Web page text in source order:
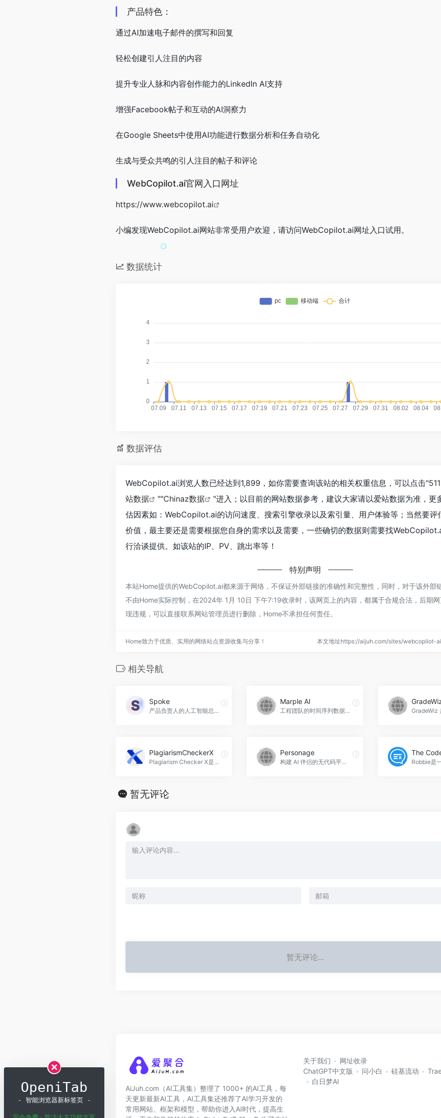
产品特色：
通过AI加速电子邮件的撰写和回复
轻松创建引人注目的内容
提升专业人脉和内容创作能力的LinkedIn AI支持
增强Facebook帖子和互动的AI洞察力
在Google Sheets中使用AI功能进行数据分析和任务自动化
生成与受众共鸣的引人注目的帖子和评论
WebCopilot.ai官网入口网址
https://www.webcopilot.ai
小编发现WebCopilot.ai网站非常受用户欢迎，请访问WebCopilot.ai网址入口试用。
数据统计
数据评估
WebCopilot.ai浏览人数已经达到1,899，如你需要查询该站的相关权重信息，可以点击"
站数据
""Chinaz数据
"进入；以目前的网站数据参考，建议大家请以爱站数据为准，更
估因素如：WebCopilot.ai的访问速度、搜索引擎收录以及索引量、用户体验等；当然要评
价值，最主要还是需要根据您自身的需求以及需要，一些确切的数据则需要找
行洽谈提供。如该站的IP、PV、跳出率等！
特别声明
本站Home提供的WebCopilot.ai都来源于网络，不保证外部链接的准确性和完整性，同时，对于该外部
不由Home实际控制，在2024年 1月 10日 下午7:19收录时，该网页上的内容，都属于合规合法，后期
现违规，可以直接联系网站管理员进行删除，Home不承担任何责任。
Home致力于优质、实用的网络站点资源收集与分享！ 本文地址https://aijuh.com/sites/webcopilot-
相关导航
Spoke
产品负责人的人工智能总结，Spoke官网入口网址
Marple AI
工程团队的时间序列数据分析平台，Marple AI官网入口网址
PlagiarismCheckerX
Plagiarism Checker X是一款功能强大的文本相似度检测工具，适用于学生、教师、作家和数字营销人员等多个应用场景。它支持多种文件格式和250多种语言，可以帮助用户检测重复内容并提高原创性，PlagiarismCheckerX官网入口网址
Personage
构建 AI 伴侣的无代码平台，Personage官网入口网址
The
暂无评论
暂无评论...
AiJuh.com（AI工具集）整理了 1000+ 的AI工具，每
天更新最新AI工具，AI工具集还推荐了AI学习开发的
常用网站、框架和模型，帮助你进入AI时代，提高生
关于我们
网址收录
ChatGPT中文版
问小白 硅基流动
白日梦AI
OpeniTab
- 智能浏览器新标签页 -